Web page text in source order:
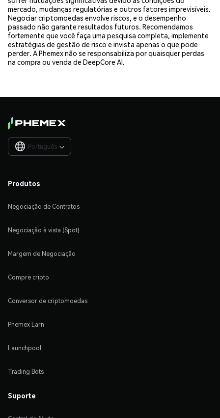
mercado, mudanças regulatórias e outros fatores imprevisíveis.
Negociar criptomoedas envolve riscos, e o desempenho
passado não garante resultados futuros. Recomendamos
fortemente que você faça uma pesquisa completa, implemente
estratégias de gestão de risco e invista apenas o que pode
perder. A Phemex não se responsabiliza por quaisquer perdas
na compra ou venda de DeepCore AI.
Português 
Produtos
Negociação de Contratos
Negociação à vista (Spot)
Margem de Negociação
Compre cripto
Conversor de criptomoedas
Phemex Earn
Launchpool
Trading Bots
Suporte